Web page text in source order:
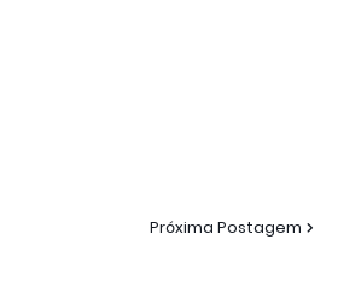
Próxima Postagem